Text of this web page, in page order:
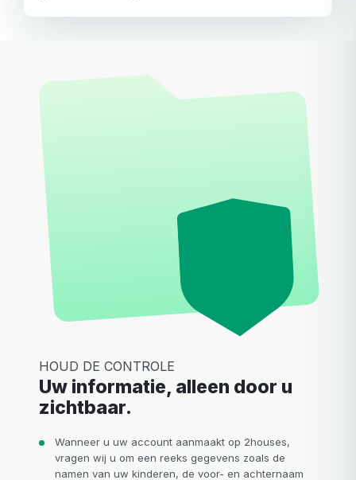
HOUD DE CONTROLE
Uw informatie, alleen door u
zichtbaar.
Wanneer u uw account aanmaakt op 2houses,
vragen wij u om een reeks gegevens zoals de
namen van uw kinderen, de voor- en achternaam